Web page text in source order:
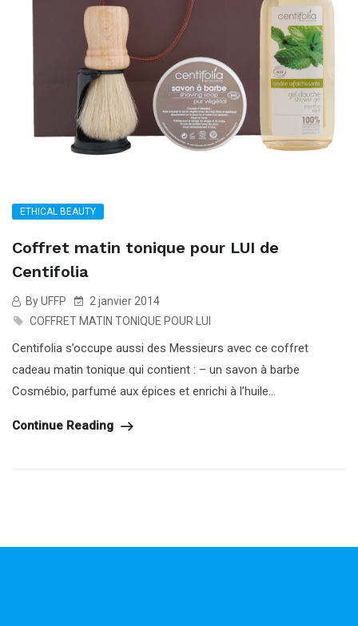
ETHICAL BEAUTY
Coffret matin tonique pour LUI de
Centifolia
By UFFP
2 janvier 2014
COFFRET MATIN TONIQUE POUR LUI
Centifolia s’occupe aussi des Messieurs avec ce coffret
cadeau matin tonique qui contient : – un savon à barbe
Cosmébio, parfumé aux épices et enrichi à l’huile...
Continue Reading